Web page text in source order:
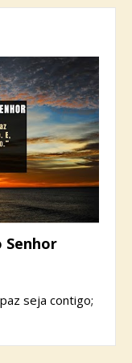
Senhor
seja contigo;